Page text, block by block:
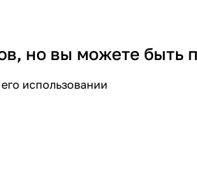
но вы можете быть
использовании